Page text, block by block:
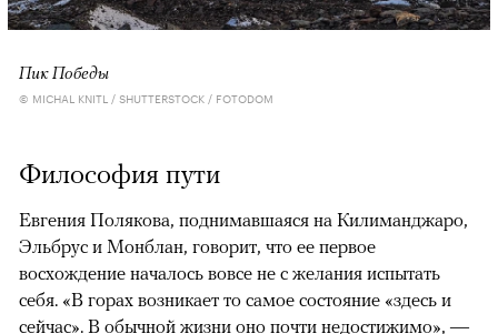
Пик Победы
© MICHAL KNITL / SHUTTERSTOCK / FOTODOM
Философия пути
Евгения Полякова, поднимавшаяся на Килиманджаро,
Эльбрус и Монблан, говорит, что ее первое
восхождение началось вовсе не с желания испытать
себя. «В горах возникает то самое состояние «здесь и
сейчас». В обычной жизни оно почти недостижимо», —